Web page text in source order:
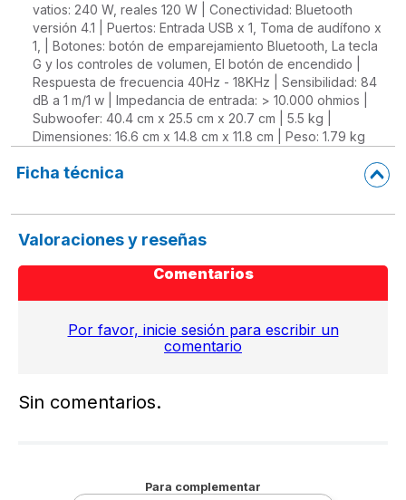
vatios: 240 W, reales 120 W | Conectividad: Bluetooth
versión 4.1 | Puertos: Entrada USB x 1, Toma de audífono x
1, | Botones: botón de emparejamiento Bluetooth, La tecla
G y los controles de volumen, El botón de encendido |
Respuesta de frecuencia 40Hz - 18KHz | Sensibilidad: 84
dB a 1 m/1 w | Impedancia de entrada: > 10.000 ohmios |
Subwoofer: 40.4 cm x 25.5 cm x 20.7 cm | 5.5 kg |
Dimensiones: 16.6 cm x 14.8 cm x 11.8 cm | Peso: 1.79 kg
Ficha técnica
Valoraciones y reseñas
Comentarios
Por favor, inicie sesión para escribir un
comentario
Sin comentarios.
Para complementar